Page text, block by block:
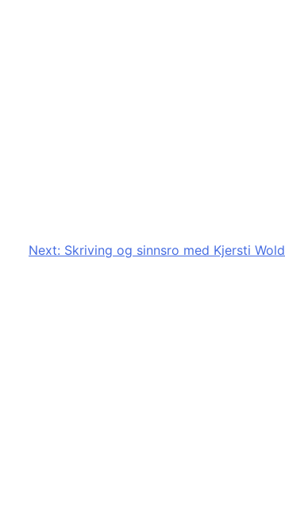
Next: Skriving og sinnsro med Kjersti Wold